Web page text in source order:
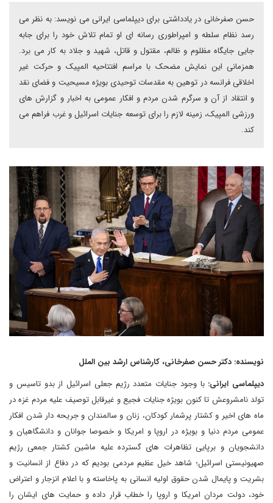
حسن صفرخانی در یادداشتی برای دیپلماسی ایرانی می نویسد: به نظر می
رسد نظام سلطه و امپراطوری رسانه ای او تمام تلاش خود را برای جابه
جایی جایگاه مظلوم و ظالم، مقتول و قاتل، شهید و جلاد به کار می برد.
همزمانی این نمایش مضحک با مراسم افتتاحیه المپیک و حرکت غیر
اخلاقی فرانسه در توهین به مقدسات توحیدی بویژه مسیحیت و فضای نقد
و انتقاد از آن و سرگرم شدن مردم و افکار عمومی به اخبار و گزارش های
ورزشی المپیک، زمینه لازم را برای توسعه جنایات اسرائیل و غرب فراهم می
کند.
نویسنده: دکتر حسن صفرخانی، کارشناس ارشد بین الملل
دیپلماسی ایرانی:با وجود جنایات متعدد رژیم جعلی اسرائیل از بدو تاسیس و
تولد نامشروعش تا کنون بویژه جنایات فجیع و غیرقابل توصیف علیه مردم غزه در
ماه های اخیر و کشتار پرشمار کودکان، زنان و سالمندان و جریحه دار شدن افکار
عمومی مردم دنیا و بویژه در اروپا و امریکا و خصوصا جوانان و دانشگاهیان و
دانشجویان و برپایی تظاهرات های گسترده علیه ماشین کشتار جمعی رژیم
صهیونیستی اسرائیل؛ شاهد خیل عظیم مردمی بودیم که در دفاع از انسانیت و
بشریت و پایمال شدن حقوق اولیه انسانی به پاخاسته و با اعلام انزجار و اعتراض
خود، دولت مردان امریکا و اروپا را خطاب قرار داده و حمایت های ایشان را